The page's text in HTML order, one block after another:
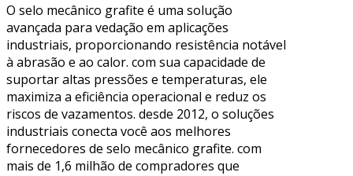
O selo mecânico grafite é uma solução
avançada para vedação em aplicações
industriais, proporcionando resistência notável
à abrasão e ao calor. com sua capacidade de
suportar altas pressões e temperaturas, ele
maximiza a eficiência operacional e reduz os
riscos de vazamentos. desde 2012, o soluções
industriais conecta você aos melhores
fornecedores de selo mecânico grafite. com
mais de 1,6 milhão de compradores que